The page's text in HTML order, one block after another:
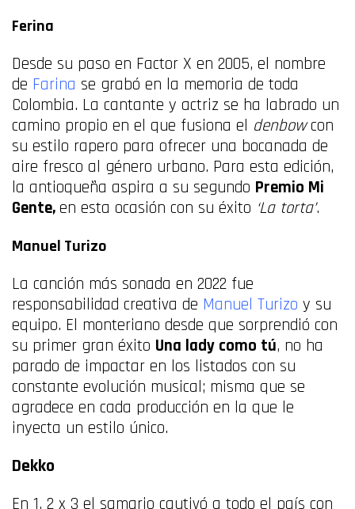
Ferina
Desde su paso en Factor X en 2005, el nombre
de Farina se grabó en la memoria de toda
Colombia. La cantante y actriz se ha labrado un
camino propio en el que fusiona el denbowcon
su estilo rapero para ofrecer una bocanada de
aire fresco al género urbano. Para esta edición,
la antioqueña aspira a su segundo Premio Mi
Gente,en esta ocasión con su éxito ‘La torta’.
Manuel Turizo
La canción más sonada en 2022 fue
responsabilidad creativa de Manuel Turizo y su
equipo. El monteriano desde que sorprendió con
su primer gran éxito Una lady como tú, no ha
parado de impactar en los listados con su
constante evolución musical; misma que se
agradece en cada producción en la que le
inyecta un estilo único.
Dekko
En 1, 2 x 3 el samario cautivó a todo el país con